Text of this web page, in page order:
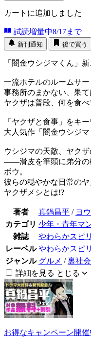
カートに追加しました
試読増量中8/17まで
新刊通知 後で買う
「闇金ウシジマくん」
一流ホテルのルームサー
事務所のまかない、果
ヤクザは普段、何を食べ
「ヤクザと食事」をキ
大人気作「闇金ウシジ
ウシジマの天敵、ヤク
――滑皮を筆頭に弟分の
ボウ。
彼らの穏やかな日常の
ヤクザメシとは!?
著者 真鍋昌平 / ヨ
カテゴリ 少年・青年マ
雑誌
やわらかスピ
レーベル やわらかスピ
ジャンル グルメ /裏社会
詳細を見る とじる
お得なキャンペーン開催